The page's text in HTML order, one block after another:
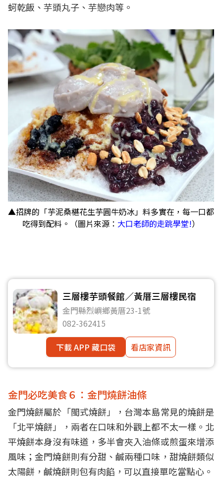
蚵乾飯、芋頭丸子、芋戀肉等。
▲招牌的「芋泥桑椹花生芋圓牛奶冰」料多實在，每一口都
吃得到配料。（圖片來源： 大口老師的走跳學堂!）
三層樓芋頭餐館／黃厝三層樓民宿
金門縣烈嶼鄉黃厝23-1號
082-362415
下載 APP 藏口袋
看店家資訊
金門必吃美食６：金門燒餅油條
金門燒餅屬於「閩式燒餅」，台灣本島常見的燒餅是
「北平燒餅」，兩者在口味和外觀上都不太一樣。北
平燒餅本身沒有味道，多半會夾入油條或煎蛋來增添
風味；金門燒餅則有分甜、鹹兩種口味，甜燒餅類似
太陽餅，鹹燒餅則包有肉餡，可以直接單吃當點心。